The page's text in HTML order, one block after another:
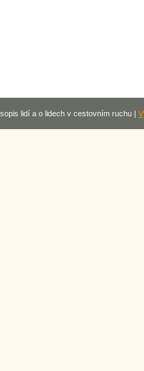
lidí a o lidech v cestovním ruchu |